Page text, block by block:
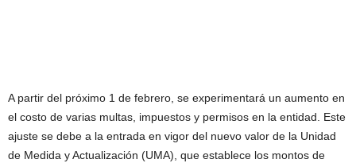
A partir del próximo 1 de febrero, se experimentará un aumento en
el costo de varias multas, impuestos y permisos en la entidad. Este
ajuste se debe a la entrada en vigor del nuevo valor de la Unidad
de Medida y Actualización (UMA), que establece los montos de